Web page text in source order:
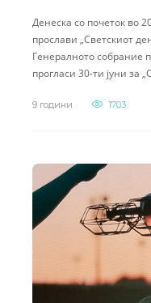
Денеска со почеток во
прослави „Светскиот
Генералното собрание
прогласи 30-ти јуни за
9 години 1703